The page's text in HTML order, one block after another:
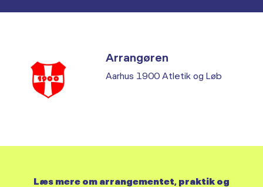
Arrangøren
Aarhus 1900 Atletik og Løb
Læs mere om arrangementet, praktik og